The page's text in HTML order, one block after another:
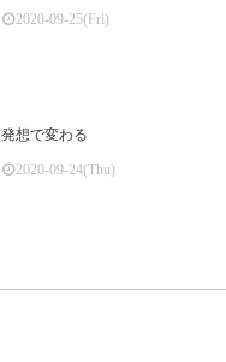
2020-09-25(Fri)
発想で変わる
2020-09-24(Thu)